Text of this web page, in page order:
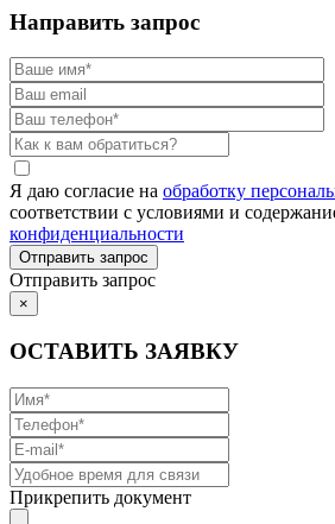
Направить запрос
Я даю согласие на обработку
соответствии с условиями и
конфиденциальности
Отправить запрос
×
ОСТАВИТЬ ЗАЯВКУ
Прикрепить документ